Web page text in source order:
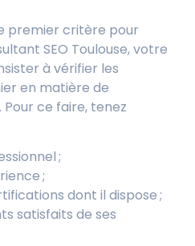
premier critère pour
SEO Toulouse, votre
à vérifier les
en matière de
ce faire, tenez
;
;
dont il dispose ;
satisfaits de ses